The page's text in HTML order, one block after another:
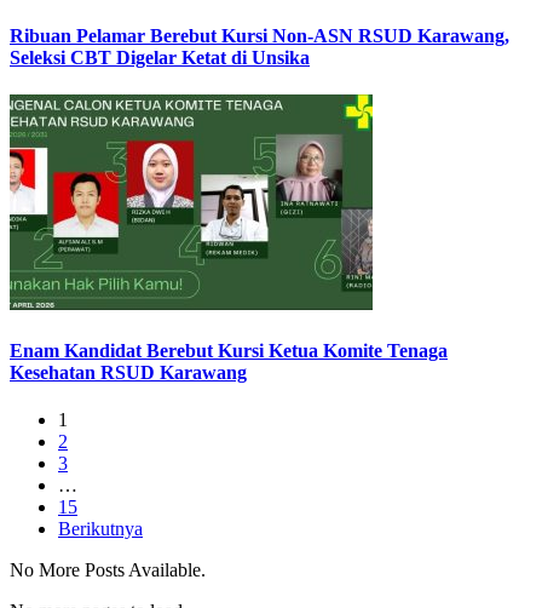
Ribuan Pelamar Berebut Kursi Non-ASN RSUD Karawang,
Seleksi CBT Digelar Ketat di Unsika
Enam Kandidat Berebut Kursi Ketua Komite Tenaga
Kesehatan RSUD Karawang
1
2
3
…
15
Berikutnya
No More Posts Available.